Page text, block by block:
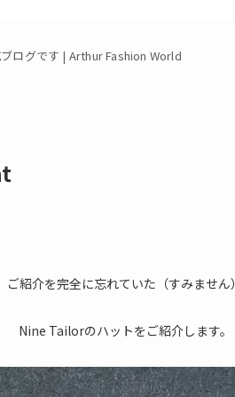
ログです | Arthur Fashion World
ご紹介を完全に忘れていた（すみません）
Nine Tailorのハットをご紹介します。